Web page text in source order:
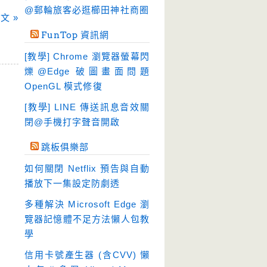
»
硬碟工具 (64)
系統工具 (242)
(188)
翻譯軟體 (3)
輸入法 (4)
@郵輪旅客必逛櫛田神社商圈
FunTop 資訊網
[教學] Chrome 瀏覽器螢幕閃
爍@Edge 破圖畫面問題
OpenGL 模式修復
[教學] LINE 傳送訊息音效關
閉@手機打字聲音開啟
跳板俱樂部
如何關閉 Netflix 預告與自動
播放下一集設定防劇透
多種解決 Microsoft Edge 瀏
覽器記憶體不足方法懶人包教
學
信用卡號產生器 (含CVV) 懶